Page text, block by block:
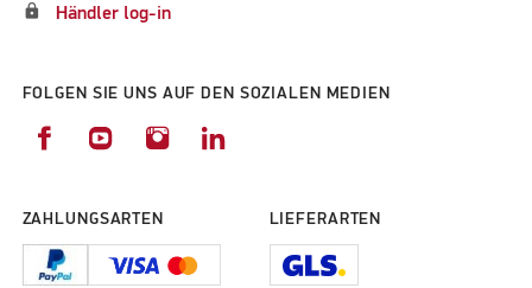
lock Händler log-in
FOLGEN SIE UNS AUF DEN SOZIALEN MEDIEN
ZAHLUNGSARTEN LIEFERARTEN